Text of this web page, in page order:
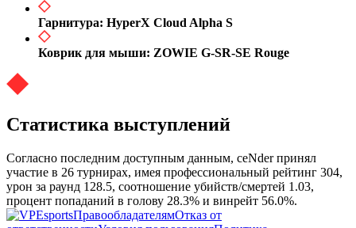
Гарнитура: HyperX Cloud Alpha S​
Коврик для мыши: ZOWIE G-SR-SE Rouge​
Статистика выступлений
Согласно последним доступным данным, ceNder принял
участие в 26 турнирах, имея профессиональный рейтинг 304,
урон за раунд 128.5, соотношение убийств/смертей 1.03,
процент попаданий в голову 28.3% и винрейт 56.0%.
ПравообладателямОтказ от